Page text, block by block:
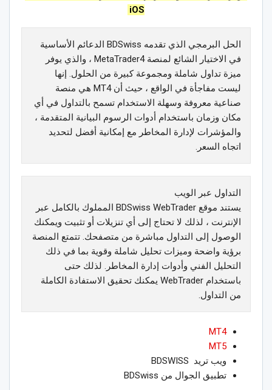
iOS
الحل البرمجي الذي تقدمه BDSwiss الدعائم الأساسية
في الاختيار الشائع لمنصة MetaTrader4 ، والذي يوفر
ميزة تداول شاملة ومجموعة كبيرة من الحلول. إنها
ليست مفاجأة في الواقع ، حيث أن MT4 هي منصة
صناعية معروفة وسهلة الاستخدام تسمح بالتداول في أي
مكان وزمان باستخدام أدوات الرسوم البيانية المتقدمة ،
والمؤشرات لإدارة المخاطر مع إمكانية أفضل لتحديد
اتجاه السعر.
التداول عبر الويب
يستند موقع BDSwiss WebTrader المملوك بالكامل عبر
الإنترنت ، لذلك لا تحتاج إلى أي تنزيلات أو تثبيت ويمكنك
الوصول إلى التداول مباشرة من متصفحك. تتمتع المنصة
برؤية واضحة وميزات تحليل شاملة وقوية بما في ذلك
التحليل الفني وأدوات إدارة المخاطر. لذلك حتى
باستخدام WebTrader يمكنك تحقيق الاستفادة الكاملة
من التداول.
MT4
MT5
ويب تريد BDSWISS
تطبيق الجوال من BDSwiss